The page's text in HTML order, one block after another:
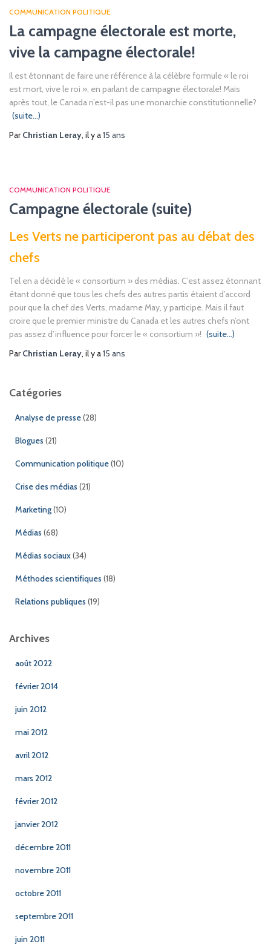
COMMUNICATION POLITIQUE
La campagne électorale est morte,
vive la campagne électorale!
Il est étonnant de faire une référence à la célèbre formule « le roi
est mort, vive le roi », en parlant de campagne électorale! Mais
après tout, le Canada n’est-il pas une monarchie constitutionnelle?
(suite…)
ParChristian Leray, il y a15 ans
COMMUNICATION POLITIQUE
Campagne électorale (suite)
Les Verts ne participeront pas au débat des
chefs
Tel en a décidé le « consortium » des médias. C’est assez étonnant
étant donné que tous les chefs des autres partis étaient d’accord
pour que la chef des Verts, madame May, y participe. Mais il faut
croire que le premier ministre du Canada et les autres chefs n’ont
pas assez d’influence pour forcer le « consortium »! (suite…)
ParChristian Leray, il y a15 ans
Catégories
Analyse de presse(28)
Blogues (21)
Communication politique(10)
Crise des médias (21)
Marketing(10)
Médias (68)
Médias sociaux(34)
Méthodes scientifiques (18)
Relations publiques (19)
Archives
août 2022
février 2014
juin 2012
mai 2012
avril 2012
mars 2012
février 2012
janvier 2012
décembre 2011
novembre 2011
octobre 2011
septembre 2011
juin 2011